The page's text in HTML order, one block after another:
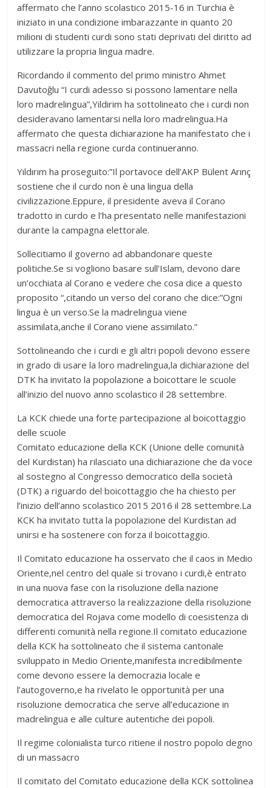
affermato che l’anno scolastico 2015-16 in Turchia è
iniziato in una condizione imbarazzante in quanto 20
milioni di studenti curdi sono stati deprivati del diritto ad
utilizzare la propria lingua madre.
Ricordando il commento del primo ministro Ahmet
Davutoğlu “I curdi adesso si possono lamentare nella
loro madrelingua”,Yildirim ha sottolineato che i curdi non
desideravano lamentarsi nella loro madrelingua.Ha
affermato che questa dichiarazione ha manifestato che i
massacri nella regione curda continueranno.
Yıldırım ha proseguito:”Il portavoce dell’AKP Bülent Arınç
sostiene che il curdo non è una lingua della
civilizzazione.Eppure, il presidente aveva il Corano
tradotto in curdo e l’ha presentato nelle manifestazioni
durante la campagna elettorale.
Sollecitiamo il governo ad abbandonare queste
politiche.Se si vogliono basare sull’Islam, devono dare
un’occhiata al Corano e vedere che cosa dice a questo
proposito “,citando un verso del corano che dice:”Ogni
lingua è un verso.Se la madrelingua viene
assimilata,anche il Corano viene assimilato.”
Sottolineando che i curdi e gli altri popoli devono essere
in grado di usare la loro madrelingua,la dichiarazione del
DTK ha invitato la popolazione a boicottare le scuole
all’inizio del nuovo anno scolastico il 28 settembre.
La KCK chiede una forte partecipazione al boicottaggio
delle scuole
Comitato educazione della KCK (Unione delle comunità
del Kurdistan) ha rilasciato una dichiarazione che da voce
al sostegno al Congresso democratico della società
(DTK) a riguardo del boicottaggio che ha chiesto per
l’inizio dell’anno scolastico 2015 2016 il 28 settembre.La
KCK ha invitato tutta la popolazione del Kurdistan ad
unirsi e ha sostenere con forza il boicottaggio.
Il Comitato educazione ha osservato che il caos in Medio
Oriente,nel centro del quale si trovano i curdi,è entrato
in una nuova fase con la risoluzione della nazione
democratica attraverso la realizzazione della risoluzione
democratica del Rojava come modello di coesistenza di
differenti comunità nella regione.Il comitato educazione
della KCK ha sottolineato che il sistema cantonale
sviluppato in Medio Oriente,manifesta incredibilmente
come devono essere la democrazia locale e
l’autogoverno,e ha rivelato le opportunità per una
risoluzione democratica che serve all’educazione in
madrelingua e alle culture autentiche dei popoli.
Il regime colonialista turco ritiene il nostro popolo degno
di un massacro
Il comitato del Comitato educazione della KCK sottolinea